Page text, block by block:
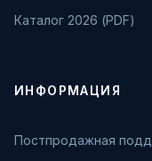
Каталог 2026 (PDF)
ИНФОРМАЦИЯ
Постпродажная